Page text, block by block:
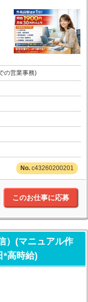
の営業事務)
c43260200201
このお仕事に応募
）(マニュアル作
*高時給)